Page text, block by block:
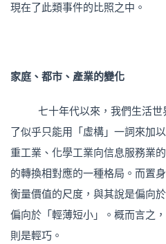
現在了此類事件的比照之中。
家庭、都市、產業的變化
七十年代以來，我們生活
了似乎只能用「虛構」一詞來加
重工業、化學工業向信息服務業
的轉換相對應的一種格局。而置
衡量價值的尺度，與其說是偏向
偏向於「輕薄短小」。概而言之
則是輕巧。